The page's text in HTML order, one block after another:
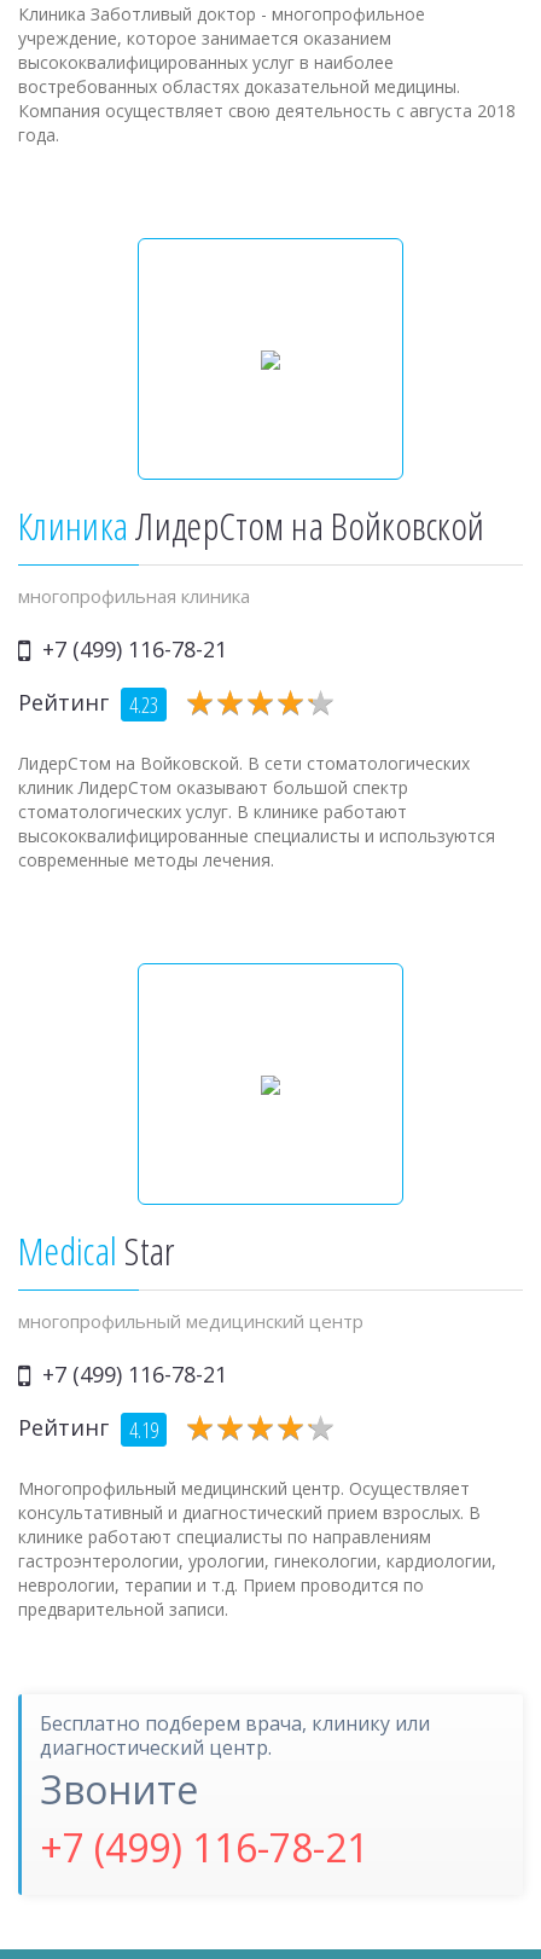
Клиника Заботливый доктор - многопрофильное
учреждение, которое занимается оказанием
высококвалифицированных услуг в наиболее
востребованных областях доказательной медицины.
Компания осуществляет свою деятельность с августа 2018
года.
КлиникаЛидерСтом на Войковской
многопрофильная клиника
+7 (499) 116-78-21
Рейтинг
4.23 ★★★★★
★★★★★
ЛидерСтом на Войковской. В сети стоматологических
клиник ЛидерСтом оказывают большой спектр
стоматологических услуг. В клинике работают
высококвалифицированные специалисты и используются
современные методы лечения.
Medical Star
многопрофильный медицинский центр
+7 (499) 116-78-21
Рейтинг
4.19 ★★★★★
★★★★★
Многопрофильный медицинский центр. Осуществляет
консультативный и диагностический прием взрослых. В
клинике работают специалисты по направлениям
гастроэнтерологии, урологии, гинекологии, кардиологии,
неврологии, терапии и т.д. Прием проводится по
предварительной записи.
Бесплатно подберем врача, клинику или
диагностический центр.
Звоните
+7 (499) 116-78-21